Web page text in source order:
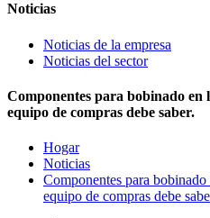
Noticias
Noticias de la empresa
Noticias del sector
Componentes para bobinado
equipo de compras debe saber.
Hogar
Noticias
Componentes para
equipo de compras debe